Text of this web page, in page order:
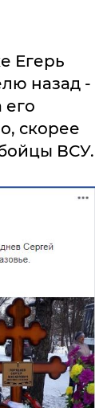
Егерь
назад -
его
скорее
ВСУ.